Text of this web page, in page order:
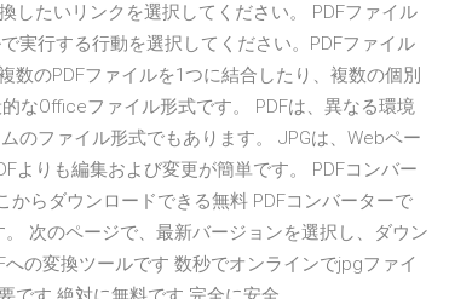
したいリンクを選択してください。 PDFファイル
実行する行動を選択してください。PDFファイル
数のPDFファイルを1つに結合したり、複数の個別
なOfficeファイル形式です。 PDFは、異なる環境
のファイル形式でもあります。 JPGは、Webペー
よりも編集および変更が簡単です。 PDFコンバー
らダウンロードできる無料 PDFコンバーターで
次のページで、最新バージョンを選択し、ダウン
の変換ツールです 数秒でオンラインでjpgファイ